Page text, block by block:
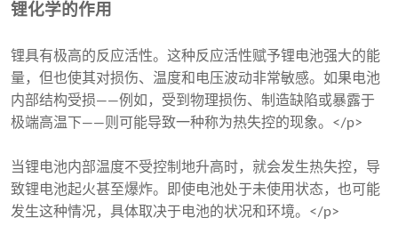
锂化学的作用
锂具有极高的反应活性。这种反应活性赋予锂电池强大的能
量，但也使其对损伤、温度和电压波动非常敏感。如果电池
内部结构受损——例如，受到物理损伤、制造缺陷或暴露于
极端高温下——则可能导致一种称为热失控的现象。</p>
当锂电池内部温度不受控制地升高时，就会发生热失控，导
致锂电池起火甚至爆炸。即使电池处于未使用状态，也可能
发生这种情况，具体取决于电池的状况和环境。</p>